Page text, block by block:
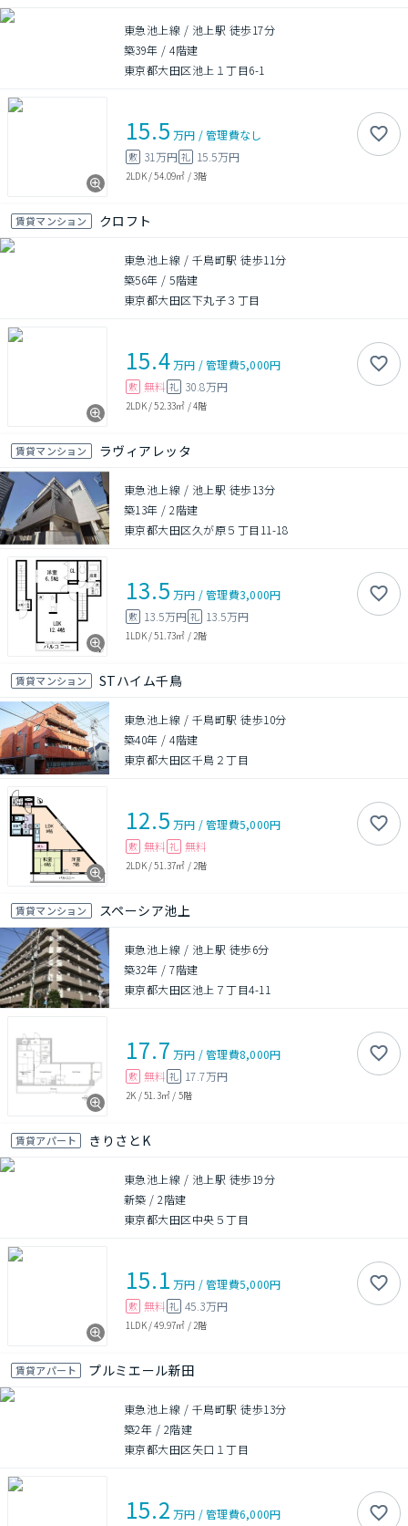
東急池上線 / 池上駅 徒歩17分
築39年 /4階建
東京都大田区池上１丁目6-1
15.5 万円 /管理費なし
敷 31万円 礼 15.5万円
2LDK/54.09㎡ /3階
賃貸マンション クロフト
東急池上線 / 千鳥町駅 徒歩11分
築56年 /5階建
東京都大田区下丸子３丁目
15.4万円 /管理費5,000円
敷 無料 礼 30.8万円
2LDK/52.33㎡ /4階
賃貸マンション ラヴィアレッタ
東急池上線 / 池上駅 徒歩13分
築13年 /2階建
東京都大田区久が原５丁目11-18
13.5 万円 /管理費3,000円
敷 13.5万円 礼 13.5万円
1LDK/51.73㎡ / 2階
賃貸マンション STハイム千鳥
東急池上線 / 千鳥町駅 徒歩10分
築40年 /4階建
東京都大田区千鳥２丁目
12.5 万円 /管理費5,000円
敷 無料 礼 無料
2LDK/51.37㎡ / 2階
賃貸マンション スペーシア池上
東急池上線 / 池上駅 徒歩6分
築32年 /7階建
東京都大田区池上７丁目4-11
17.7 万円 /管理費8,000円
敷 無料 礼 17.7万円
2K /51.3㎡ / 5階
賃貸アパート きりさとK
東急池上線 / 池上駅 徒歩19分
新築 /2階建
東京都大田区中央５丁目
15.1 万円 /管理費5,000円
敷 無料 礼 45.3万円
1LDK/49.97㎡ / 2階
賃貸アパート プルミエール新田
東急池上線 / 千鳥町駅 徒歩13分
築2年 / 2階建
東京都大田区矢口１丁目
15.2 万円 /管理費6,000円